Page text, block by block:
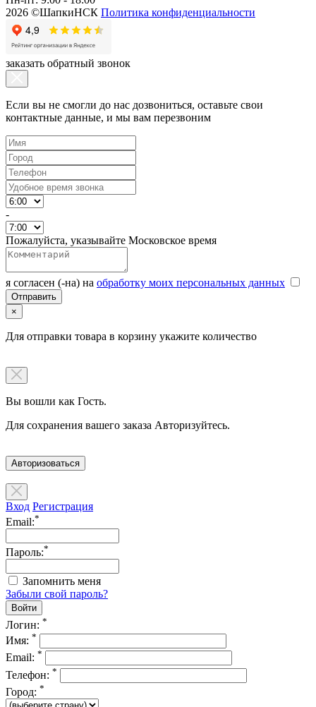
2026 ©ШапкиНСК Политика конфиденциальности
заказать обратный звонок
Если вы не смогли до нас дозвониться, оставьте свои
контактные данные, и мы вам перезвоним
-
Пожалуйста, указывайте Московское время
я согласен (-на) на обработку моих персональных данных
×
Для отправки товара в корзину укажите количество
Вы вошли как Гость.
Для сохранения вашего заказа Авторизуйтесь.
Авторизоваться
Вход Регистрация
Email:*
Пароль:*
Запомнить меня
Забыли свой пароль?
Логин: *
Имя: *
Email: *
Телефон: *
Город: *